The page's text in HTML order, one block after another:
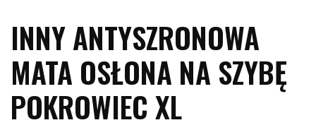
INNY ANTYSZRONOWA
MATA OSŁONA NA SZYBĘ
POKROWIEC XL